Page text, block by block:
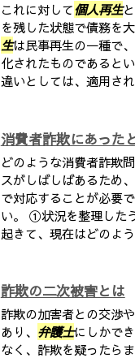
これに対して個人再生
を残した状態で債務を
生は民事再生の一種で
化されたものであると
違いとしては、適用さ
消費者詐欺にあった
どのような消費者詐欺
スがしばしばあるため
で対応することが必要で
い。 ①状況を整理した
起きて、現在はどのよ
詐欺の二次被害とは
詐欺の加害者との交渉
あり、 弁護士にしかで
なく、詐欺を疑ったら